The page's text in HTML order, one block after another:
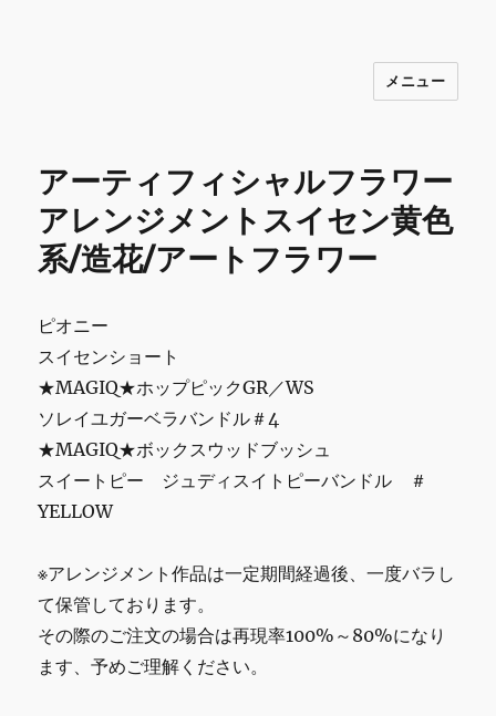
INNOCENCE ～日常に彩りを～ フ
メニュー
アーティフィシャルフラワー
アレンジメントスイセン黄色
系/造花/アートフラワー
ピオニー
スイセンショート
★MAGIQ★ホップピックGR／WS
ソレイユガーベラバンドル＃4
★MAGIQ★ボックスウッドブッシュ
スイートピー ジュディスイトピーバンドル ＃
YELLOW
※アレンジメント作品は一定期間経過後、一度バラし
て保管しております。
その際のご注文の場合は再現率100%～80%になり
ます、予めご理解ください。